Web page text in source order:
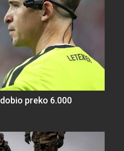
preko 6.000